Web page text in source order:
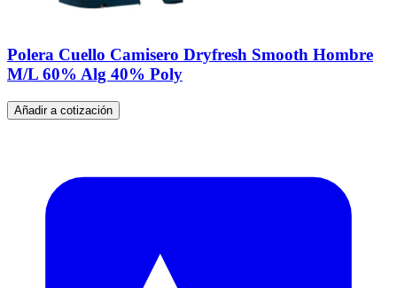
Polera Cuello Camisero Dryfresh Smooth Hombre
M/L 60% Alg 40% Poly
Añadir a cotización